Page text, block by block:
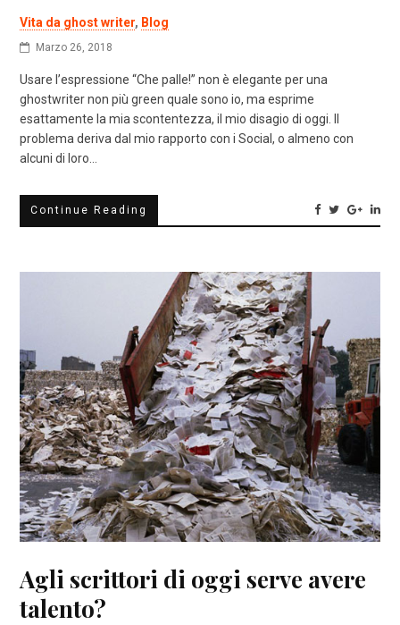
Vita da ghost writer, Blog
Marzo 26, 2018
Usare l’espressione “Che palle!” non è elegante per una
ghostwriter non più green quale sono io, ma esprime
esattamente la mia scontentezza, il mio disagio di oggi. Il
problema deriva dal mio rapporto con i Social, o almeno con
alcuni di loro…
Continue Reading
Agli scrittori di oggi serve avere
talento?